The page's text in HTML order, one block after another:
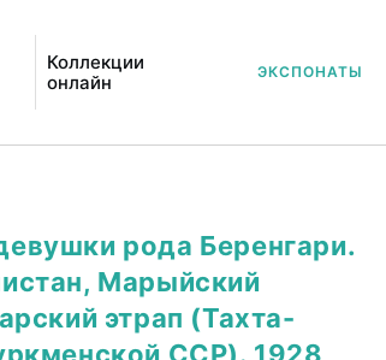
Коллекции
онлайн
ЭКСПОНАТЫ
рода Беренгари.
Марыйский
этрап (Тахта-